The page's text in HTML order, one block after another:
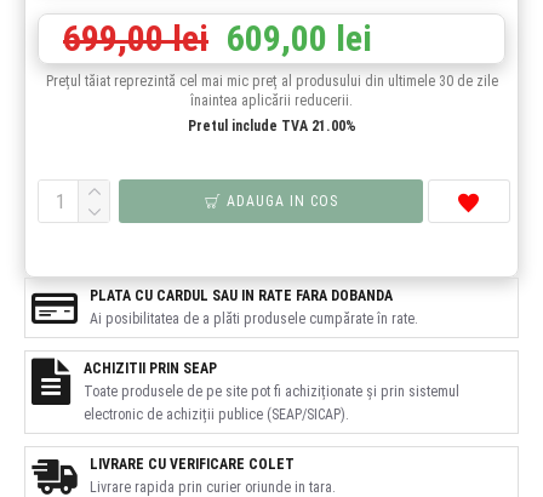
609,00 lei
699,00 lei
Prețul tăiat reprezintă cel mai mic preț al produsului din ultimele 30 de zile
înaintea aplicării reducerii.
Pretul include TVA 21.00%
ADAUGA IN COS
LIVRARE CU VERIFICARE COLET
Livrare rapida prin curier oriunde in tara.
PLATA CU CARDUL SAU IN RATE FARA DOBANDA
Ai posibilitatea de a plăti produsele cumpărate în rate.
ACHIZITII PRIN SEAP
Toate produsele de pe site pot fi achiziționate și prin sistemul
electronic de achiziții publice (SEAP/SICAP).